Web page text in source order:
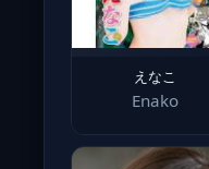
えなこ
Enako